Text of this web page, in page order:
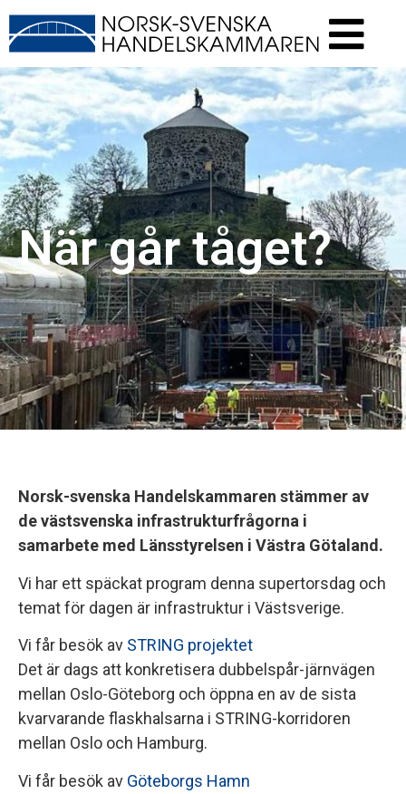
När går tåget?
Norsk-svenska Handelskammaren stämmer av
de västsvenska infrastrukturfrågorna i
samarbete med Länsstyrelsen i Västra Götaland.
Vi har ett späckat program denna supertorsdag och
temat för dagen är infrastruktur i Västsverige.
Vi får besök av STRING projektet
Det är dags att konkretisera dubbelspår-järnvägen
mellan Oslo-Göteborg och öppna en av de sista
kvarvarande flaskhalsarna i STRING-korridoren
mellan Oslo och Hamburg.
Vi får besök av Göteborgs Hamn